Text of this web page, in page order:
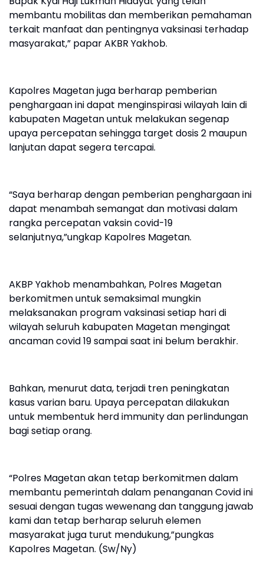
membantu mobilitas dan memberikan pemahaman
terkait manfaat dan pentingnya vaksinasi terhadap
masyarakat,” papar AKBR Yakhob.
Kapolres Magetan juga berharap pemberian
penghargaan ini dapat menginspirasi wilayah lain di
kabupaten Magetan untuk melakukan segenap
upaya percepatan sehingga target dosis 2 maupun
lanjutan dapat segera tercapai.
“Saya berharap dengan pemberian penghargaan ini
dapat menambah semangat dan motivasi dalam
rangka percepatan vaksin covid-19
selanjutnya,”ungkap Kapolres Magetan.
AKBP Yakhob menambahkan, Polres Magetan
berkomitmen untuk semaksimal mungkin
melaksanakan program vaksinasi setiap hari di
wilayah seluruh kabupaten Magetan mengingat
ancaman covid 19 sampai saat ini belum berakhir.
Bahkan, menurut data, terjadi tren peningkatan
kasus varian baru. Upaya percepatan dilakukan
untuk membentuk herd immunity dan perlindungan
bagi setiap orang.
“Polres Magetan akan tetap berkomitmen dalam
membantu pemerintah dalam penanganan Covid ini
sesuai dengan tugas wewenang dan tanggung jawab
kami dan tetap berharap seluruh elemen
masyarakat juga turut mendukung,”pungkas
Kapolres Magetan. (Sw/Ny)